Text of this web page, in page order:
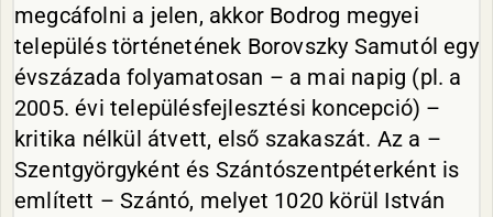
megcáfolni a jelen, akkor Bodrog megyei
település történetének Borovszky Samutól egy
évszázada folyamatosan – a mai napig (pl. a
2005. évi településfejlesztési koncepció) –
kritika nélkül átvett, első szakaszát. Az a –
Szentgyörgyként és Szántószentpéterként is
említett – Szántó, melyet 1020 körül István